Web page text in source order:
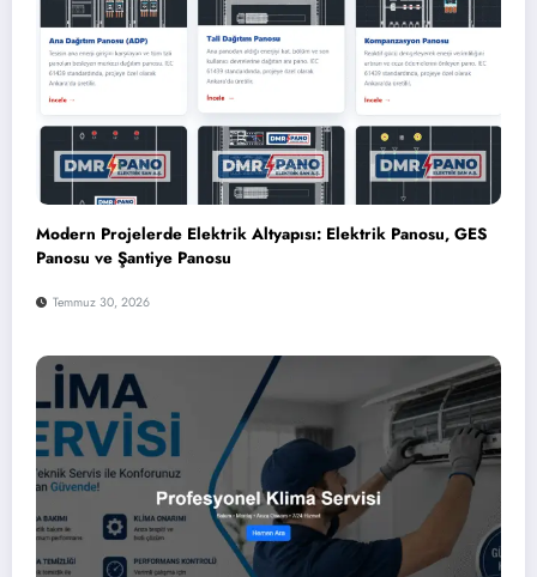
Modern Projelerde Elektrik Altyapısı: Elektrik Panosu, GES
Panosu ve Şantiye Panosu
Temmuz 30, 2026